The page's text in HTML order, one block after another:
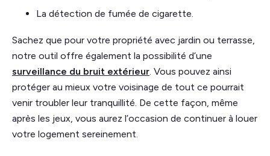
La détection de fumée de cigarette.
Sachez que pour votre propriété avec jardin ou terrasse,
notre outil offre également la possibilité d’une
surveillance du bruit extérieur. Vous pouvez ainsi
protéger au mieux votre voisinage de tout ce pourrait
venir troubler leur tranquillité. De cette façon, même
après les jeux, vous aurez l’occasion de continuer à louer
votre logement sereinement.